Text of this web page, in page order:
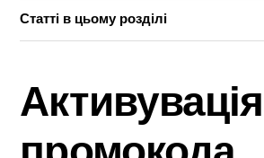
Статті в цьому розділi
Реєстрація в Setapp
Активувація